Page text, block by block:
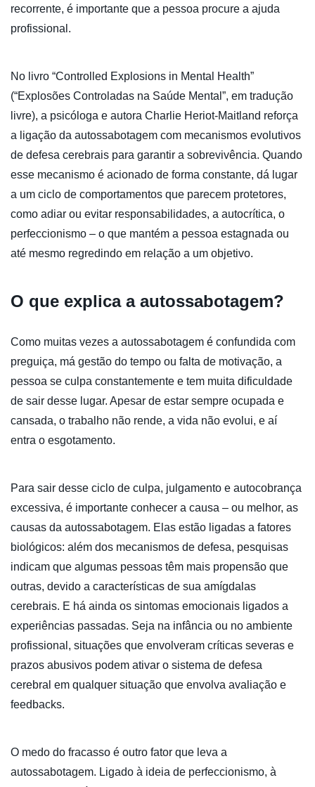
recorrente, é importante que a pessoa procure a ajuda
profissional.
No livro “Controlled Explosions in Mental Health”
(“Explosões Controladas na Saúde Mental”, em tradução
livre), a psicóloga e autora Charlie Heriot-Maitland reforça
a ligação da autossabotagem com mecanismos evolutivos
de defesa cerebrais para garantir a sobrevivência. Quando
esse mecanismo é acionado de forma constante, dá lugar
a um ciclo de comportamentos que parecem protetores,
como adiar ou evitar responsabilidades, a autocrítica, o
perfeccionismo – o que mantém a pessoa estagnada ou
até mesmo regredindo em relação a um objetivo.
O que explica a autossabotagem?
Como muitas vezes a autossabotagem é confundida com
preguiça, má gestão do tempo ou falta de motivação, a
pessoa se culpa constantemente e tem muita dificuldade
de sair desse lugar. Apesar de estar sempre ocupada e
cansada, o trabalho não rende, a vida não evolui, e aí
entra o esgotamento.
Para sair desse ciclo de culpa, julgamento e autocobrança
excessiva, é importante conhecer a causa – ou melhor, as
causas da autossabotagem. Elas estão ligadas a fatores
biológicos: além dos mecanismos de defesa, pesquisas
indicam que algumas pessoas têm mais propensão que
outras, devido a características de sua amígdalas
cerebrais. E há ainda os sintomas emocionais ligados a
experiências passadas. Seja na infância ou no ambiente
profissional, situações que envolveram críticas severas e
prazos abusivos podem ativar o sistema de defesa
cerebral em qualquer situação que envolva avaliação e
feedbacks.
O medo do fracasso é outro fator que leva a
autossabotagem. Ligado à ideia de perfeccionismo, à